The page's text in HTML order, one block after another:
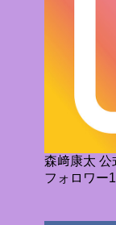
森﨑康太 公
フォロワー